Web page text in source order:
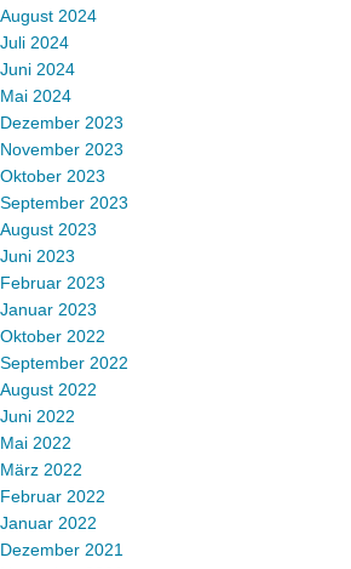
August 2024
Juli 2024
Juni 2024
Mai 2024
Dezember 2023
November 2023
Oktober 2023
September 2023
August 2023
Juni 2023
Februar 2023
Januar 2023
Oktober 2022
September 2022
August 2022
Juni 2022
Mai 2022
März 2022
Februar 2022
Januar 2022
Dezember 2021